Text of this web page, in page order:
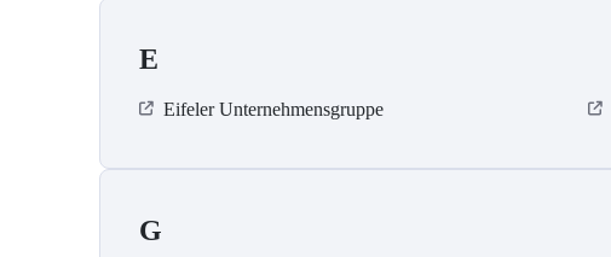
E
Eifeler Unternehmensgruppe
G